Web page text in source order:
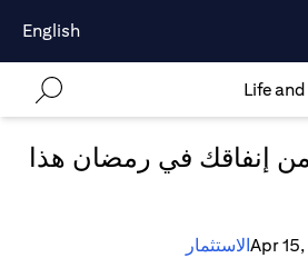
English
من إنفاقك في رمضان هذا
Apr 15,الاستثمار